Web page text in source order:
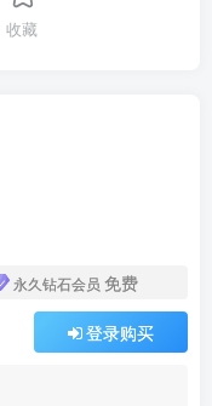
收藏
永久钻石会员 免费
登录购买